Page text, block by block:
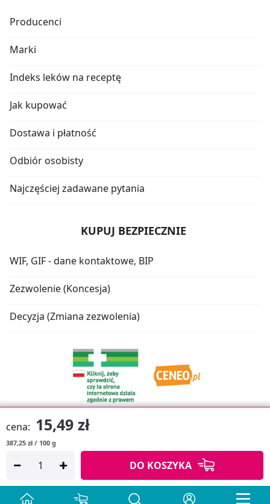
cena: 15,49 zł
387,25 zł / 100 g
DO KOSZYKA
Producenci
Marki
Indeks leków na receptę
Jak kupować
Dostawa i płatność
Odbiór osobisty
Najczęściej zadawane pytania
KUPUJ BEZPIECZNIE
WIF, GIF - dane kontaktowe, BIP
Zezwolenie (Koncesja)
Decyzja (Zmiana zezwolenia)
Copyright © 2026
Projekt strony: MEDICARE.PL iAPTUS.PL